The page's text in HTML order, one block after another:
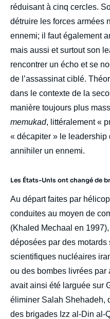
réduisant à cinq cercles.
détruire les forces armées
ennemi; il faut également
mais aussi et surtout son
rencontrer un écho et se
de l’assassinat ciblé.
dans le contexte de la
manière toujours plus
memukad, littéralement «
« décapiter » le leadership
annihiler un ennemi.
Les États-Unis ont changé de
Au départ faites par
conduites au moyen de
(Khaled Mechaal en
déposées par des motards
scientifiques nucléaires
ou des bombes livrées par
avait ainsi été larguée sur
éliminer Salah Shehadeh,
des brigades Izz al-Din al-